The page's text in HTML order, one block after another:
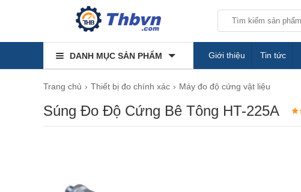
DANH MỤC SẢN PHẨM Giới thiệu Tin tức
Trang chủ Thiết bị đo chính xác Máy đo độ cứng vật liệu
Súng Đo Độ Cứng Bê Tông HT-225A